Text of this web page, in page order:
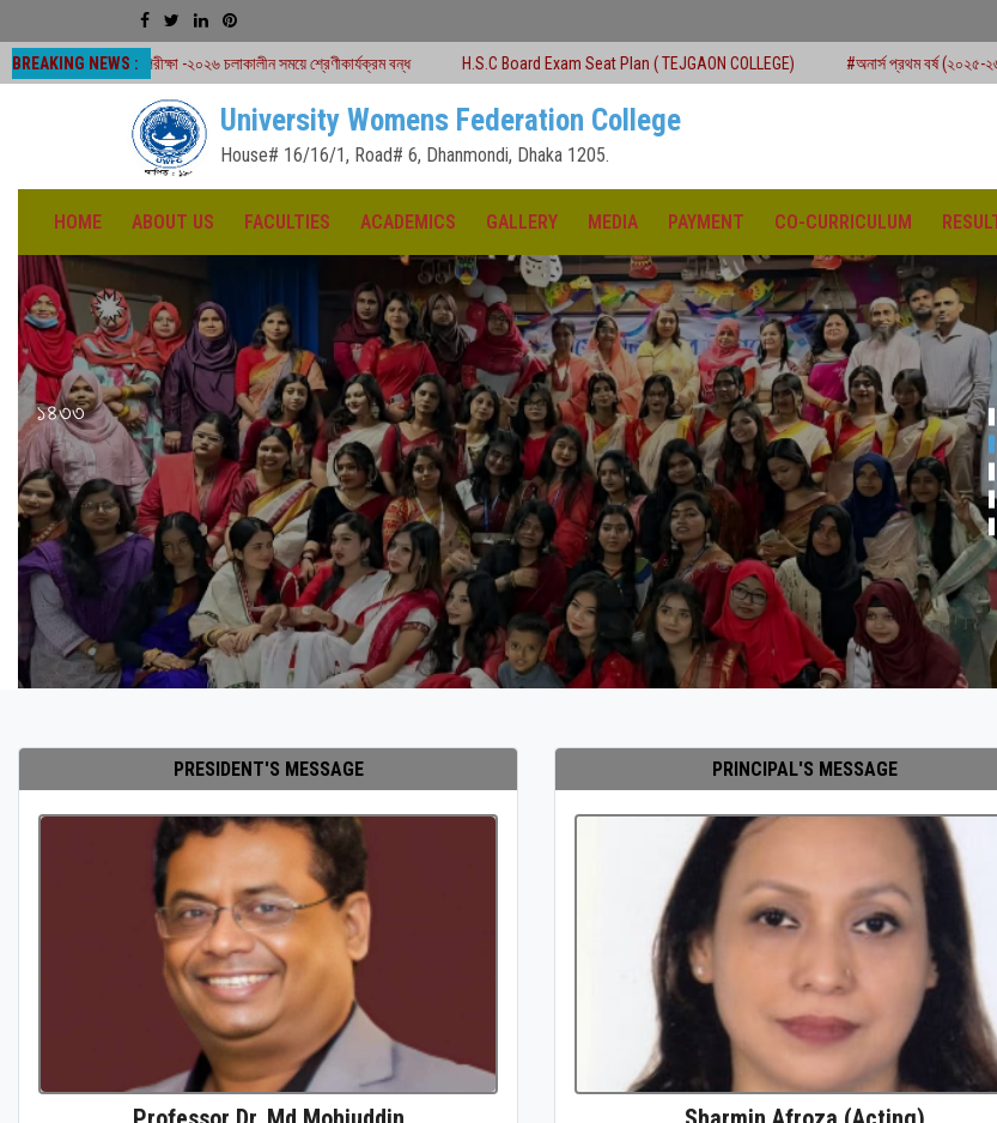
BREAKING NEWS :
-২০২৬ চলাকালীন সময়ে শ্রেণীকার্যক্রম বন্ধ H.S.C Board Exam Seat Plan ( TEJGAON COLLEGE) #অনার্স প্রথম বর্ষ (২০২৫-২৬) শিক্ষাবর্ষে ২য়
University Womens Federation College
House# 16/16/1, Road# 6, Dhanmondi, Dhaka 1205.
HOME ABOUT US FACULTIES ACADEMICS GALLERY MEDIA PAYMENT CO-CURRICULUM
১৪৩৩
PRESIDENT'S MESSAGE PRINCIPAL'S MESSAGE